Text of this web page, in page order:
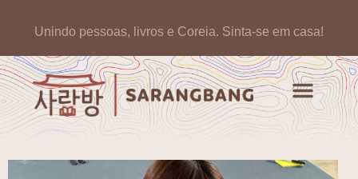
Unindo pessoas, livros e Coreia. Sinta-se em casa!